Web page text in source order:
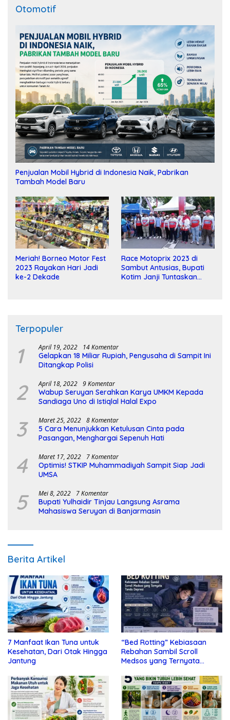
Otomotif
Penjualan Mobil Hybrid di Indonesia Naik, Pabrikan
Tambah Model Baru
Meriah! Borneo Motor Fest
2023 Rayakan Hari Jadi
ke-2 Dekade
Race Motoprix 2023 di
Sambut Antusias, Bupati
Kotim Janji Tuntaskan
Terpopuler
1 April 19, 2022 14 Komentar
Gelapkan 18 Miliar Rupiah, Pengusaha di Sampit Ini
Ditangkap Polisi
2 April 18, 2022 9 Komentar
Wabup Seruyan Serahkan Karya UMKM Kepada
Sandiaga Uno di Istiqlal Halal Expo
3 Maret 25, 2022 8 Komentar
5 Cara Menunjukkan Ketulusan Cinta pada
Pasangan, Menghargai Sepenuh Hati
4 Maret 17, 2022 7 Komentar
Optimis! STKIP Muhammadiyah Sampit Siap Jadi
UMSA
5 Mei 8, 2022 7 Komentar
Bupati Yulhaidir Tinjau Langsung Asrama
Mahasiswa Seruyan di Banjarmasin
Berita Artikel
7 Manfaat Ikan Tuna untuk
Kesehatan, Dari Otak Hingga
Jantung
“Bed Rotting” Kebiasaan
Rebahan Sambil Scroll
Medsos yang Ternyata